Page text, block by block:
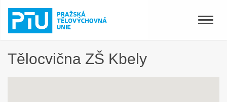
Toggle
Tělocvična ZŠ Kbely